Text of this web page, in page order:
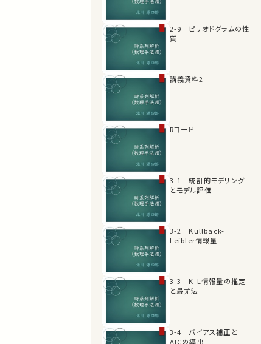
2-9 ピリオドグラムの性
質
講義資料2
Rコード
3-1 統計的モデリング
とモデル評価
3-2 Kullback-
Leibler情報量
3-3 K-L情報量の推定
と最尤法
3-4 バイアス補正と
AICの導出